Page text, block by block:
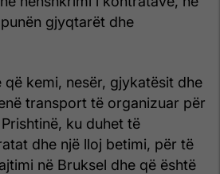
gjyqtarët dhe
që kemi, nesër, gjykatësit dhe
transport të organizuar për
ku duhet të
dhe një lloj betimi, për të
në Bruksel dhe që është